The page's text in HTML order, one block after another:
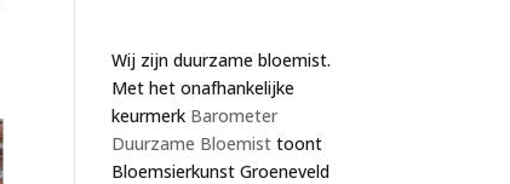
Wij zijn duurzame bloemist.
Met het onafhankelijke
keurmerk Barometer
Duurzame Bloemist toont
Bloemsierkunst Groeneveld